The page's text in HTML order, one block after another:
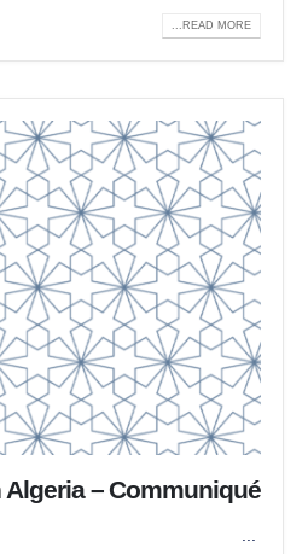
READ MORE...
Algeria – Communiqué